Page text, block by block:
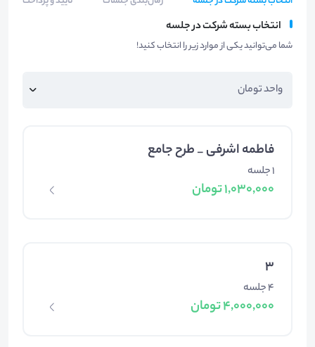
انتخاب بسته شرکت در جلسه
شما می‌توانید یکی از موارد زیر را انتخاب کنید!
فاطمه اشرفی _ طرح جامع
1 جلسه
1,030,000 تومان
3
4 جلسه
4,000,000 تومان